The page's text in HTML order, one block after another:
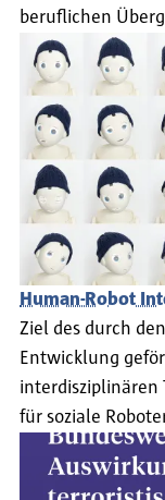
beruflichen
Human-Robot
Ziel des durch
Entwicklung
interdisziplinären
für soziale